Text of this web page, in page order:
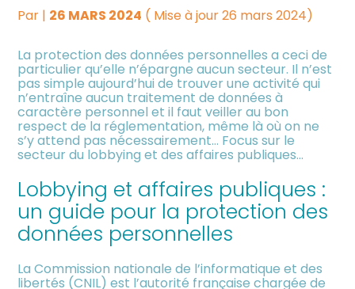
Construire votre patrimoine
Être prêt pour la facturation
électronique
Investir dans la location
meublée
Par | 26 MARS 2024 ( Mise à jour 26 mars 2024)
La protection des données personnelles a ceci de
particulier qu’elle n’épargne aucun secteur. Il n’est
pas simple aujourd’hui de trouver une activité qui
n’entraîne aucun traitement de données à
caractère personnel et il faut veiller au bon
respect de la réglementation, même là où on ne
s’y attend pas nécessairement… Focus sur le
secteur du lobbying et des affaires publiques…
Lobbying et affaires publiques :
un guide pour la protection des
données personnelles
La Commission nationale de l’informatique et des
libertés (CNIL) est l’autorité française chargée de